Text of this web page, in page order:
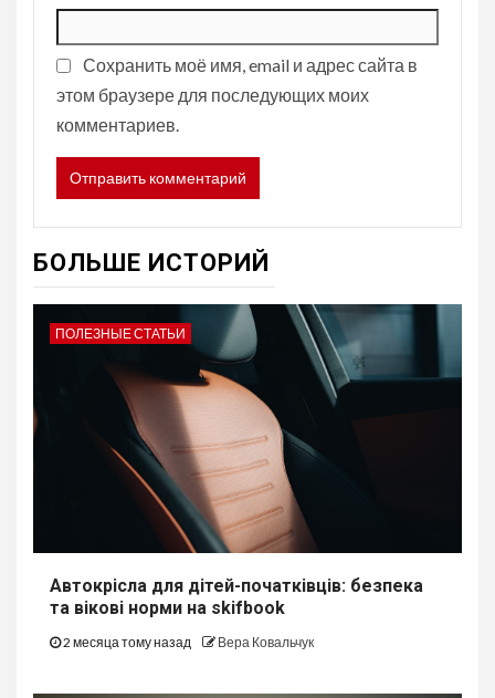
Сохранить моё имя, email и адрес сайта в
этом браузере для последующих моих
комментариев.
БОЛЬШЕ ИСТОРИЙ
ПОЛЕЗНЫЕ СТАТЬИ
Автокрісла для дітей-початківців: безпека
та вікові норми на skifbook
2 месяца тому назад Вера Ковальчук